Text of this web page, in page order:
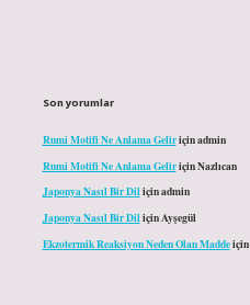
Son yorumlar
Rumi Motifi Ne Anlama Geliriçinadmin
Rumi Motifi Ne Anlama GeliriçinNazlıcan
Japonya Nasıl Bir Diliçinadmin
Japonya Nasıl Bir DiliçinAyşegül
Ekzotermik Reaksiyon Neden Olan Maddeiçin